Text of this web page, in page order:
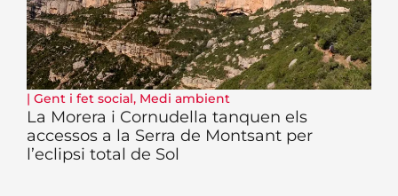
| Gent i fet social, Medi ambient
La Morera i Cornudella tanquen els
accessos a la Serra de Montsant per
l’eclipsi total de Sol